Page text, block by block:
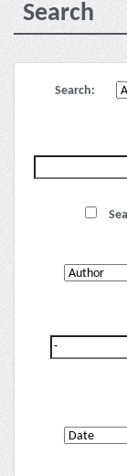
Search
Search: